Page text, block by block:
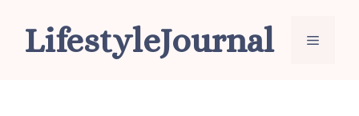
LifestyleJournal Menu